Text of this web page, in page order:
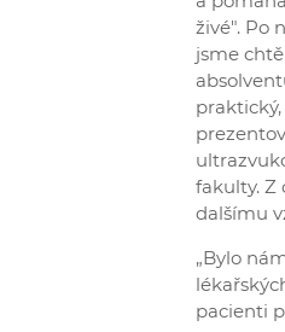
živé". Po
jsme
fakulty. Z
dalšímu
„Bylo
pacienti